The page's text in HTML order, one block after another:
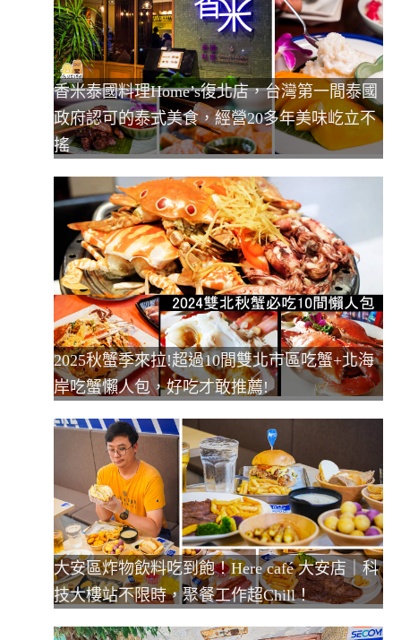
香米泰國料理Home’s復北店，台灣第一間泰國
政府認可的泰式美食，經營20多年美味屹立不
搖
2025秋蟹季來拉!超過10間雙北市區吃蟹+北海
岸吃蟹懶人包，好吃才敢推薦!
大安區炸物飲料吃到飽！Here café 大安店｜科
技大樓站不限時，聚餐工作超Chill！